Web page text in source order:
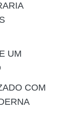
UM
COM